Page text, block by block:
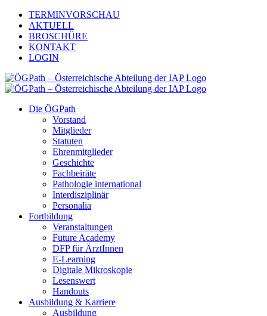
Zum
Inhalt
springen
TERMINVORSCHAU
AKTUELL
BROSCHÜRE
KONTAKT
LOGIN
Die ÖGPath
Vorstand
Mitglieder
Statuten
Ehrenmitglieder
Geschichte
Fachbeiräte
Pathologie international
Interdisziplinär
Personalia
Fortbildung
Veranstaltungen
Future Academy
DFP für ÄrztInnen
E-Learning
Digitale Mikroskopie
Lesenswert
Handouts
Ausbildung & Karriere
Ausbildung